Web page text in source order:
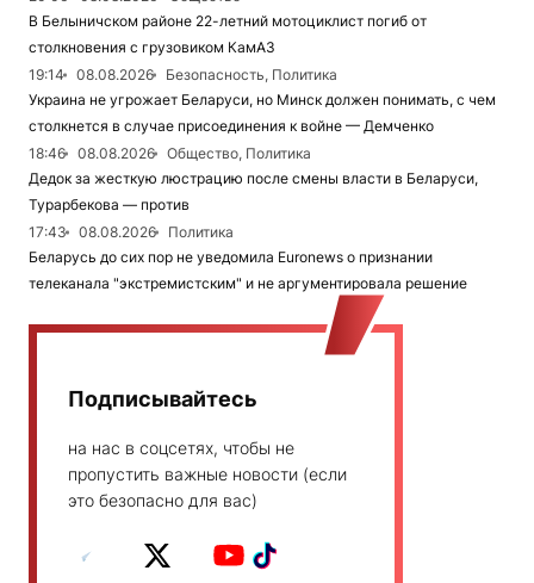
В Белыничском районе 22-летний мотоциклист погиб от
столкновения с грузовиком КамАЗ
19:14
08.08.2026
Безопасность, Политика
Украина не угрожает Беларуси, но Минск должен понимать, с чем
столкнется в случае присоединения к войне — Демченко
18:46
08.08.2026
Общество, Политика
Дедок за жесткую люстрацию после смены власти в Беларуси,
Турарбекова — против
17:43
08.08.2026
Политика
Беларусь до сих пор не уведомила Euronews о признании
телеканала "экстремистским" и не аргументировала решение
Подписывайтесь
на нас в соцсетях, чтобы не
пропустить важные новости (если
это безопасно для вас)